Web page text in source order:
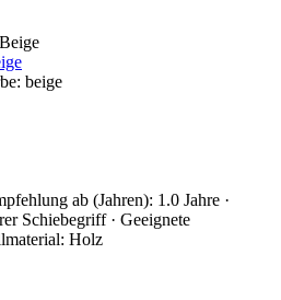
beige
ab (Jahren): 1.0 Jahre ·
Schiebegriff · Geeignete
Holz